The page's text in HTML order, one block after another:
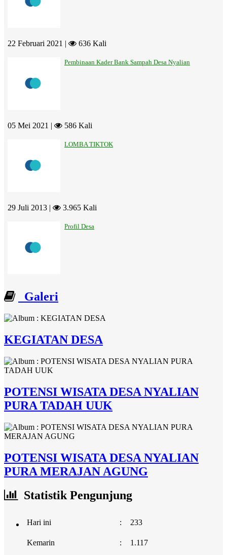
22 Februari 2021 | 636 Kali
Pembinaan Kader Bank Sampah Desa Nyalian
05 Mei 2021 | 586 Kali
LOMBA TIKTOK
29 Juli 2013 | 3.965 Kali
Profil Desa
Galeri
KEGIATAN DESA
POTENSI WISATA DESA NYALIAN
PURA TADAH UUK
POTENSI WISATA DESA NYALIAN
PURA MERAJAN AGUNG
Statistik Pengunjung
Hari ini : 233
Kemarin : 1.117